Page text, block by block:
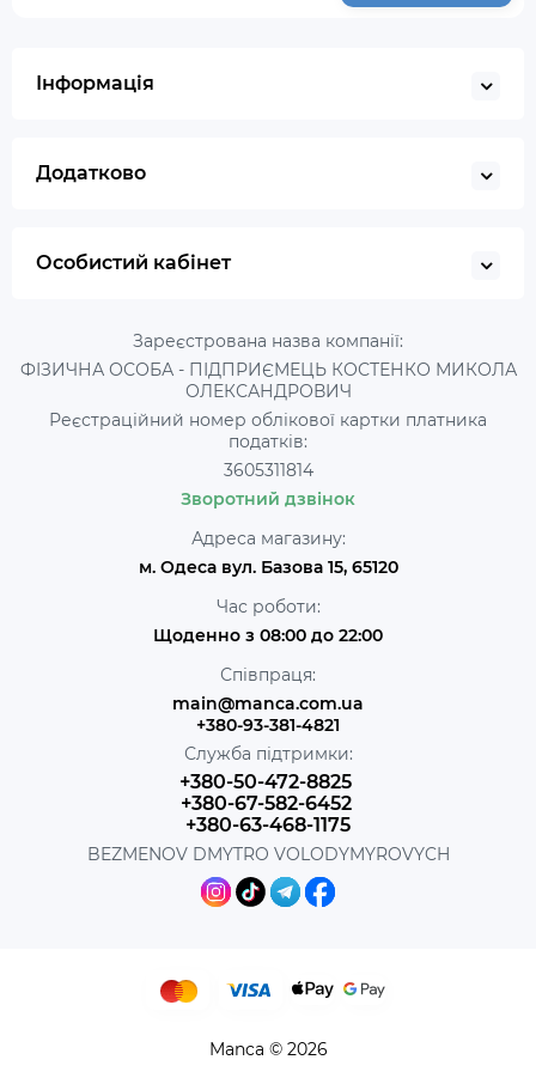
Інформація
Додатково
Особистий кабінет
Зареєстрована назва компанії:
ФІЗИЧНА ОСОБА - ПІДПРИЄМЕЦЬ КОСТЕНКО МИКОЛА
ОЛЕКСАНДРОВИЧ
Реєстраційний номер облікової картки платника
податків:
3605311814
Зворотний дзвінок
Адреса магазину:
м. Одеса вул. Базова 15, 65120
Час роботи:
Щоденно з 08:00 до 22:00
Співпраця:
main@manca.com.ua
+380-93-381-4821
Служба підтримки:
+380-50-472-8825
+380-67-582-6452
+380-63-468-1175
BEZMENOV DMYTRO VOLODYMYROVYCH
Manca © 2026